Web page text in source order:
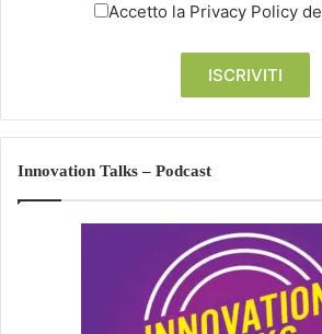
Accetto la Privacy Policy
Innovation Talks – Podcast